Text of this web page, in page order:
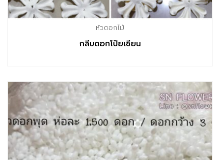
หัวดอกไม้
กลีบดอกโป้ยเซียน